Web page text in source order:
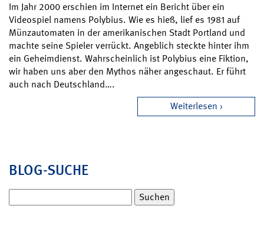
Im Jahr 2000 erschien im Internet ein Bericht über ein
Videospiel namens Polybius. Wie es hieß, lief es 1981 auf
Münzautomaten in der amerikanischen Stadt Portland und
machte seine Spieler verrückt. Angeblich steckte hinter ihm
ein Geheimdienst. Wahrscheinlich ist Polybius eine Fiktion,
wir haben uns aber den Mythos näher angeschaut. Er führt
auch nach Deutschland….
Weiterlesen
BLOG-SUCHE
nach: